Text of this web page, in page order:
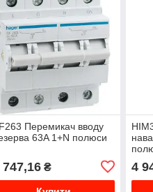
Перемикач вводу
63A 1+N полюси
747,16₴ 4